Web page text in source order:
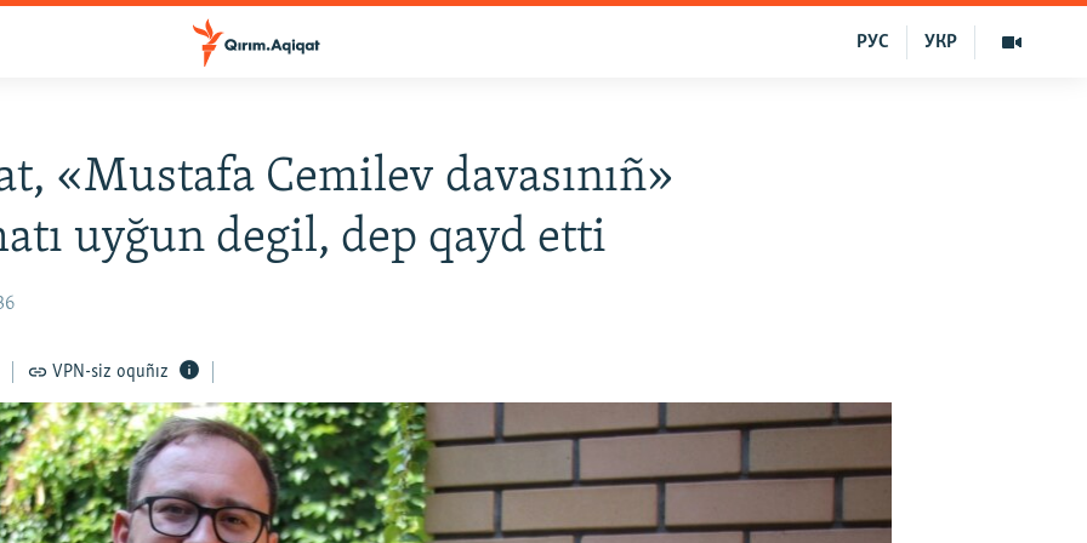
УКР
РУС
«Mustafa Cemilev davasınıñ»
uyğun degil, dep qayd etti
VPN-siz oquñız